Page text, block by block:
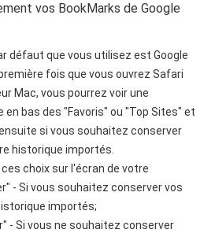
vos BookMarks de Google
défaut que vous utilisez est Google
fois que vous ouvrez Safari
Mac, vous pourrez voir une
bas des "Favoris" ou "Top Sites" et
si vous souhaitez conserver
historique importés.
choix sur l'écran de votre
- Si vous souhaitez conserver vos
importés;
- Si vous ne souhaitez conserver